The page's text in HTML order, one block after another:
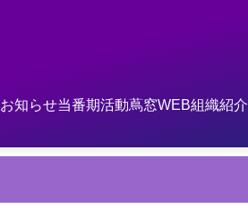
お知らせ当番期活動蔦窓WEB組織紹介